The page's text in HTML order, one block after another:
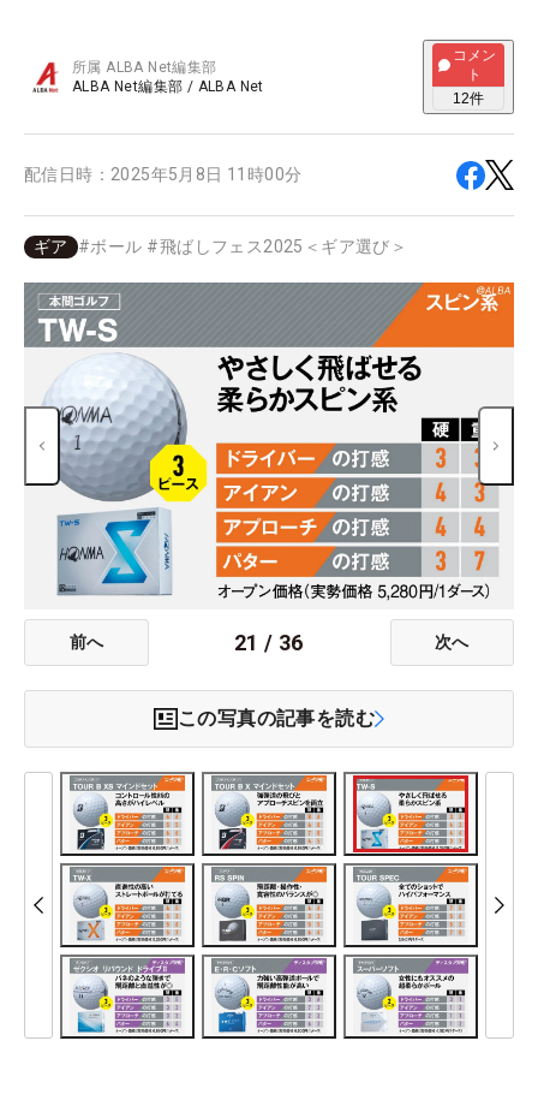
所属ALBA Net編集部
ALBA Net編集部 / ALBA Net
コメン
ト
12件
配信日時： 2025年5月8日 11時00分
ギア #ボール #飛ばしフェス2025＜ギア選び＞
前へ 21 / 36 次へ
この写真の記事を読む